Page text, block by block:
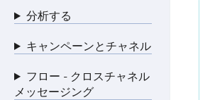
分析する
キャンペーンとチャネル
フロー - クロスチャネル
メッセージング